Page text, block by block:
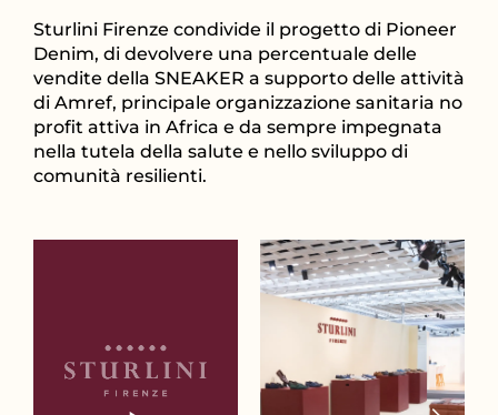
Sturlini Firenze condivide il progetto di Pioneer
Denim, di devolvere una percentuale delle
vendite della SNEAKER a supporto delle attività
di Amref, principale organizzazione sanitaria no
profit attiva in Africa e da sempre impegnata
nella tutela della salute e nello sviluppo di
comunità resilienti.